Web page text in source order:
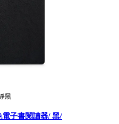
黑
子書閱讀器/ 黑/